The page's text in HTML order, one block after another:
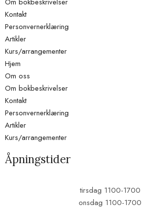
Kontakt
Personvernerklæring
Artikler
Kurs/arrangementer
Hjem
Om oss
Om bokbeskrivelser
Kontakt
Personvernerklæring
Artikler
Kurs/arrangementer
Åpningstider
tirsdag 1100-1700
onsdag 1100-1700